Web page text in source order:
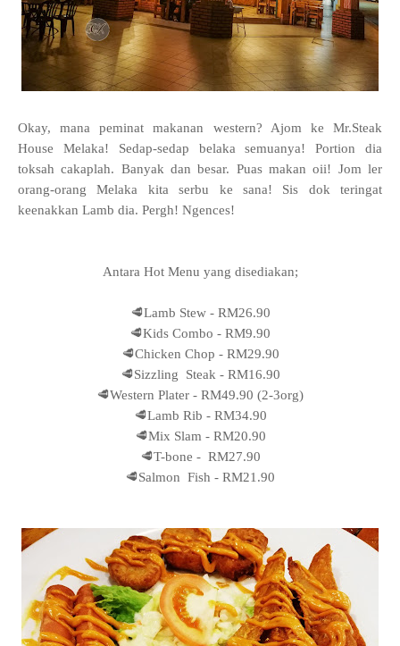
Okay, mana peminat makanan western? Ajom ke Mr.Steak
House Melaka! Sedap-sedap belaka semuanya! Portion dia
toksah cakaplah. Banyak dan besar. Puas makan oii! Jom ler
orang-orang Melaka kita serbu ke sana! Sis dok teringat
keenakkan Lamb dia. Pergh! Ngences!
Antara Hot Menu yang disediakan;
🥩Lamb Stew - RM26.90
🥩Kids Combo - RM9.90
🥩Chicken Chop - RM29.90
🥩Sizzling Steak - RM16.90
🥩Western Plater - RM49.90 (2-3org)
🥩Lamb Rib - RM34.90
🥩Mix Slam - RM20.90
🥩T-bone - RM27.90
🥩Salmon Fish - RM21.90